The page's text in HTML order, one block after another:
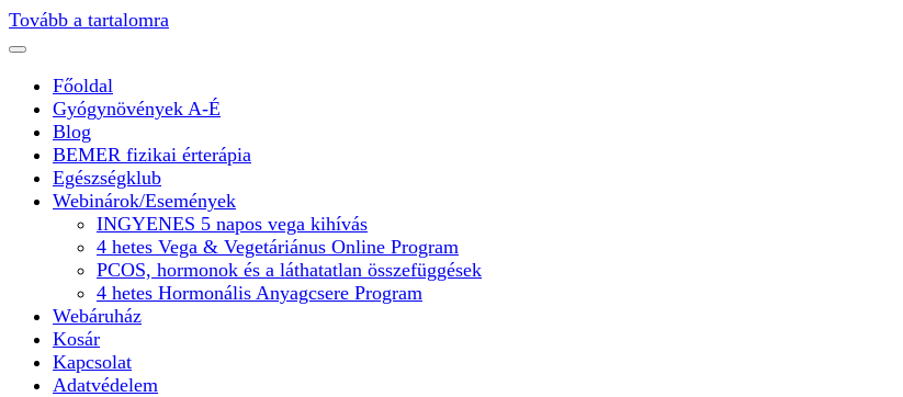
Tovább a tartalomra
Főoldal
Gyógynövények A-É
Blog
BEMER fizikai érterápia
Egészségklub
Webinárok/Események
INGYENES 5 napos vega kihívás
4 hetes Vega & Vegetáriánus Online Program
PCOS, hormonok és a láthatatlan összefüggések
4 hetes Hormonális Anyagcsere Program
Webáruház
Kosár
Kapcsolat
Adatvédelem